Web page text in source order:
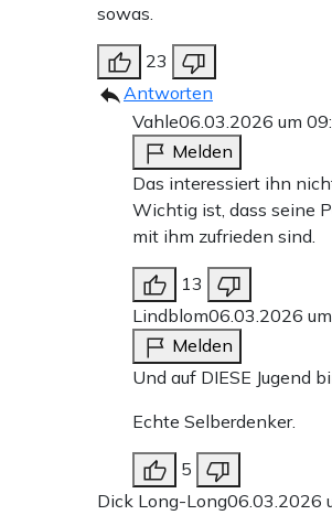
sowas.
23
Antworten
Vahle06.03.2026 um
Melden
Das interessiert ihn
Wichtig ist, dass seine
mit ihm zufrieden sind.
13
Lindblom06.03.2026
Melden
Und auf DIESE Jugend
Echte Selberdenker.
5
Dick Long-Long06.03.2026